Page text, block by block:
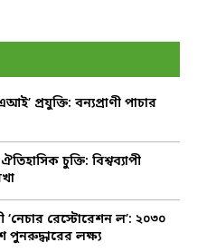
E
A
প্রযুক্তি: বন্যপ্রাণী পাচার
চুক্তি: বিশ্বব্যাপী
রেস্টোরেশন ল’: ২০৩০
পুনরুদ্ধারের লক্ষ্য